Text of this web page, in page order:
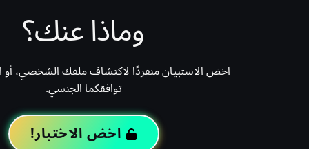
وماذا عنك؟
اخض الاستبيان منفردًا لاكتشاف ملفك الشخصي، أو
توافقكما الجنسي.
اخض الاختبار!